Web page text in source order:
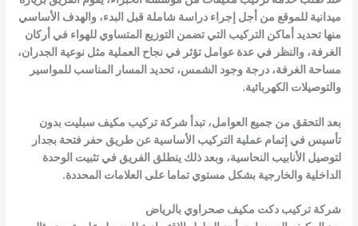
ميدانية للموقع من أجل إجراء دراسة شاملة قبل البدء، والهدف الأساسي
منها تحديد أماكن التركيب التي تضمن التوزيع المتساوي للهواء في أركان
الغرفة، والنظر في عدة عوامل تؤثر في نجاح العملية مثل نوعية الجدران،
مساحة الغرفة، درجة وجود الشمس، تحديد المسار المناسب للمواسير
والتوصيلات الكهربائية.
بعد التحقق من جميع العوامل، تبدأ شركة تركيب مكيف سبليت بدون
تأسيس في إتمام عملية التركيب الأساسية عن طريق حفر فتحة بجدار
لتوصيل الأنابيب النحاسية، وبعد ذلك ينطلق الفريق في تثبيت الوحدة
الداخلية والخارجية بشكل مستوي تماما على العلامات المحددة.
شركة تركيب دكت مكيف صحراوي بالرياض